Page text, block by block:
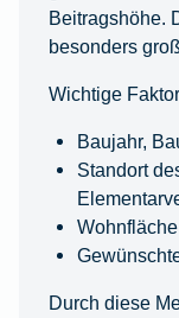
Beitragshöhe.
besonders
Wichtige
Baujahr,
Standort
Durch diese